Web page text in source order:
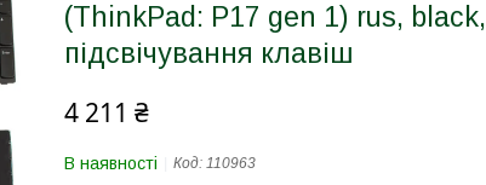
(ThinkPad: P17 gen 1) rus, black,
підсвічування клавіш
4 211 ₴
В наявності Код: 110963